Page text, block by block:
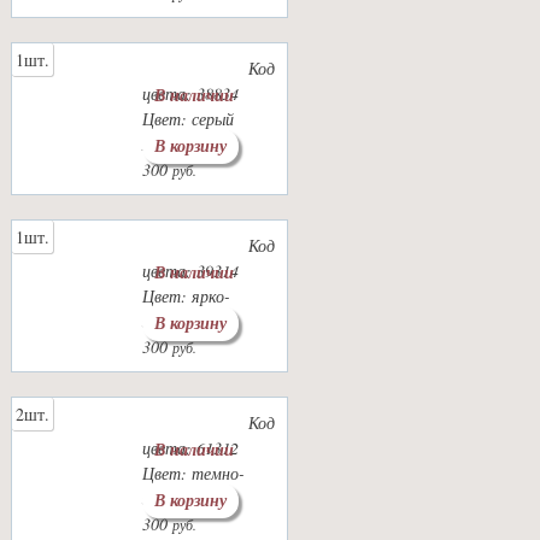
1шт.
Код
цвета: 38834
Цвет: серый
мышиный
300руб.
В наличии
В корзину
1шт.
Код
цвета: 39314
Цвет: ярко-
зеленый
300руб.
В наличии
В корзину
2шт.
Код
цвета: 61312
Цвет: темно-
зеленый
300руб.
В наличии
В корзину